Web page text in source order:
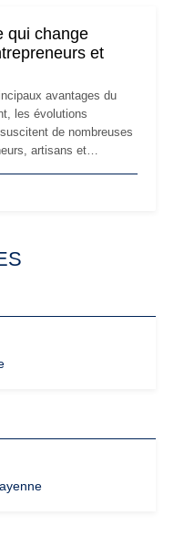
qui change
et
avantages du
les évolutions
de nombreuses
artisans et
TVA : les règles